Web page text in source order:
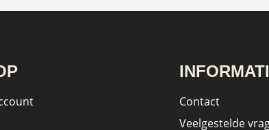
Contact
Veelgestelde